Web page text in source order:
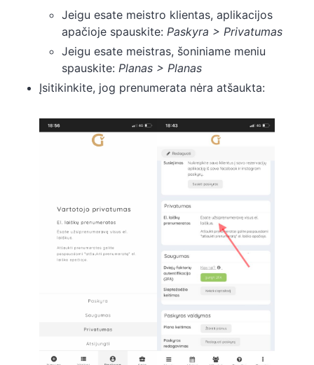
Jeigu esate meistro klientas, aplikacijos
apačioje spauskite: Paskyra > Privatumas
Jeigu esate meistras, šoniniame meniu
spauskite: Planas > Planas
Įsitikinkite, jog prenumerata nėra atšaukta: